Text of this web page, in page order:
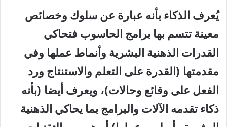
يعرف الذكاء بأنه عبارة عن سلوك وخصائص
معينة تتسم بها برامج الحاسوب فتحاكي
القدرات الذهنية البشرية وأنماط عملها وفي
مقدمتها (القدرة على التعلم والاستنتاج ورد
الفعل على وقائع وحالات)، ويعرف أيضا (بأنه
ذكاء تقدمه الآلات والبرامج بما يحاكي الذهنية